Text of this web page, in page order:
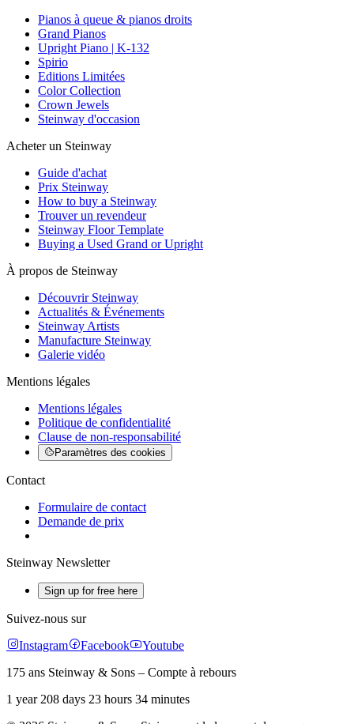
Pianos à queue & pianos droits
Grand Pianos
Upright Piano | K-132
Spirio
Editions Limitées
Color Collection
Crown Jewels
Steinway d'occasion
Acheter un Steinway
Guide d'achat
Prix Steinway
How to buy a Steinway
Trouver un revendeur
Steinway Floor Template
Buying a Used Grand or Upright
À propos de Steinway
Découvrir Steinway
Actualités & Événements
Steinway Artists
Manufacture Steinway
Galerie vidéo
Mentions légales
Mentions légales
Politique de confidentialité
Clause de non-responsabilité
Paramètres des cookies
Contact
Formulaire de contact
Demande de prix
Steinway Newsletter
Sign up for free here
Suivez-nous sur
Instagram
Facebook
Youtube
175 ans Steinway & Sons – Compte à rebours
1 year 208 days 23 hours 34 minutes